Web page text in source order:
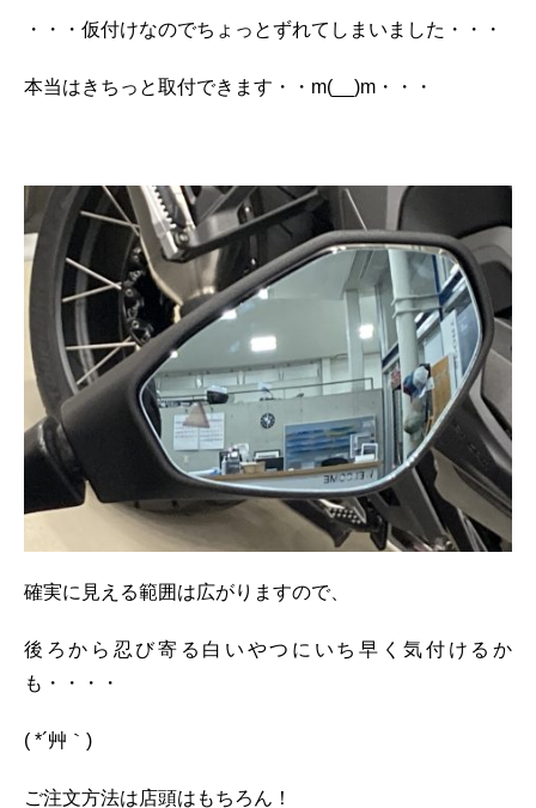
・・・仮付けなのでちょっとずれてしまいました・・・
本当はきちっと取付できます・・m(__)m・・・
確実に見える範囲は広がりますので、
後ろから忍び寄る白いやつにいち早く気付けるか
も・・・・
( *´艸｀)
ご注文方法は店頭はもちろん！